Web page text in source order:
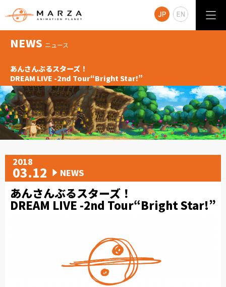
NEWS ニュース
あんさんぶるスターズ！
DREAM LIVE -2nd Tour“Bright Star!”
2018
03.12 NEWS
あんさんぶるスターズ！
DREAM LIVE -2nd Tour“Bright Star!”